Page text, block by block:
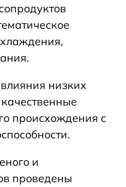
низких
происхождения с
и
проведены